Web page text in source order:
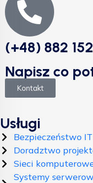
(+48) 882
Napisz co
Kontakt
Usługi
Bezpieczeństwo IT
Doradztwo
Sieci
Systemy